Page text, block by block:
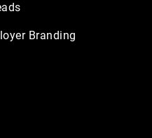
Branding